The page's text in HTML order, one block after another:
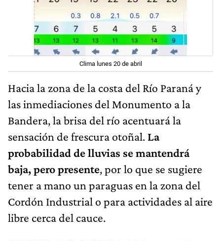
Clima lunes 20 de abril
Hacia la zona de la costa del Río Paraná y
las inmediaciones del Monumento a la
Bandera, la brisa del río acentuará la
sensación de frescura otoñal. La
probabilidad de lluvias se mantendrá
baja, pero presente, por lo que se sugiere
tener a mano un paraguas en la zona del
Cordón Industrial o para actividades al aire
libre cerca del cauce.